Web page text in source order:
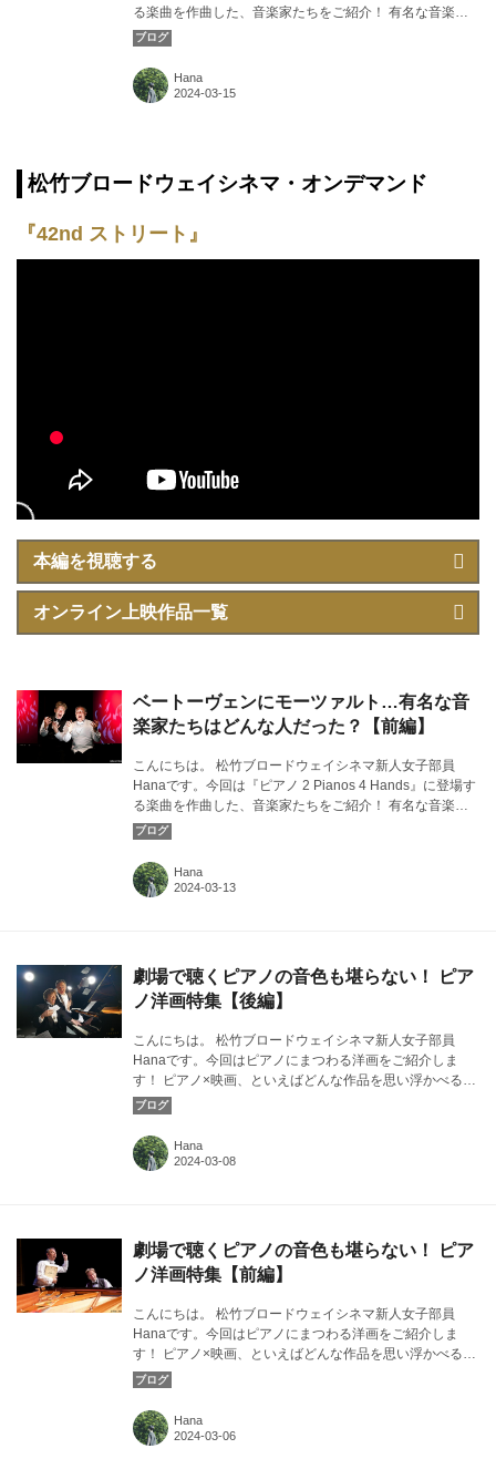
る楽曲を作曲した、音楽家たちをご紹介！ 有名な音楽家
たちの性格が垣間見えるエピソードはどれも面白いものば
かりでした。 カバー画像：『ピアノ 2 Pianos 4 Hands』
より ©Lydia Pawelka 松竹ブロードウェイシネマ新人女子
部員ブログ『マイブロードウェイ』。洋楽・ミュージカル
Pianos 4 Ha...
Hana
松竹ブロードウェイシネマ・オンデマンド
『42nd ストリート』
本編を視聴する
オンライン上映作品一覧
ベートーヴェンにモーツァルト…有名な音
楽家たちはどんな人だった？【前編】
こんにちは。 松竹ブロードウェイシネマ新人女子部員
Hanaです。今回は『ピアノ 2 Pianos 4 Hands』に登場す
る楽曲を作曲した、音楽家たちをご紹介！ 有名な音楽家
たちの性格が垣間見えるエピソードはどれも面白いものば
かりでした。カバー画像：『ピアノ 2 Pianos 4 Hands』
より ©Rick O'Brien
Hana
劇場で聴くピアノの音色も堪らない！ ピア
ノ洋画特集【後編】
こんにちは。 松竹ブロードウェイシネマ新人女子部員
Hanaです。今回はピアノにまつわる洋画をご紹介しま
す！ ピアノ×映画、といえばどんな作品を思い浮かべるで
しょうか…？カバー画像：『ピアノ 2 Pianos 4 Hands』
より ©2 Pianos 4 Hands
Hana
劇場で聴くピアノの音色も堪らない！ ピア
ノ洋画特集【前編】
こんにちは。 松竹ブロードウェイシネマ新人女子部員
Hanaです。今回はピアノにまつわる洋画をご紹介しま
す！ ピアノ×映画、といえばどんな作品を思い浮かべるで
しょうか…？カバー画像：『ピアノ 2 Pianos 4 Hands』
Hana